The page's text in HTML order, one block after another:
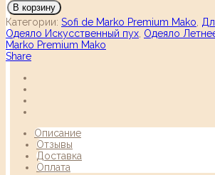
В корзину
Категории: Sofi de Marko Premium Mako
Одеяло Искусственный пух Одеяло
Marko Premium Mako
Share
Описание
Отзывы
Доставка
Оплата